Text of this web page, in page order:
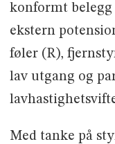
konformt belegg
ekstern
føler (R),
lav utgang og
Med tanke på